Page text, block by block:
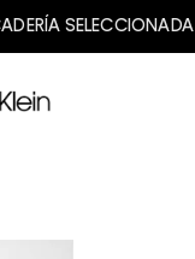
SELECCIONADA